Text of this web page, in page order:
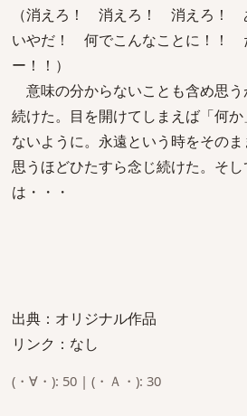
（消えろ！ 消えろ！ 消えろ！
いやだ！ 何でこんなことに！！
ー！！）
意味の分からないことも含め思
続けた。目を開けてしまえば「何
ないように。永遠という時をその
思うほどひたすら念じ続けた。そ
は・・・
出典：オリジナル作品
リンク：なし
(・∀・): 50 | (・Ａ・): 30